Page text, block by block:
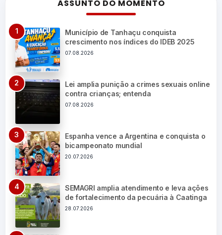
ASSUNTO DO MOMENTO
Município de Tanhaçu conquista
crescimento nos índices do IDEB 2025
07.08.2026
Lei amplia punição a crimes sexuais online
contra crianças; entenda
07.08.2026
Espanha vence a Argentina e conquista o
bicampeonato mundial
20.07.2026
SEMAGRI amplia atendimento e leva ações
de fortalecimento da pecuária à Caatinga
28.07.2026